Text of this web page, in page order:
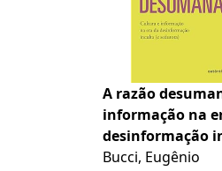
A razão
informação na
desinformação
sedutora)
Bucci, Eugênio